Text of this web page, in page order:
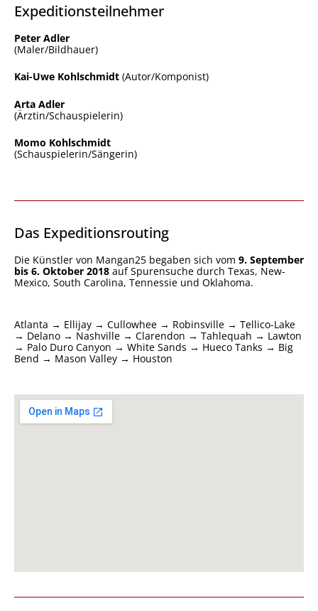
Expeditionsteilnehmer
Peter Adler
(Maler/Bildhauer)
Kai-Uwe Kohlschmidt (Autor/Komponist)
Arta Adler
(Ärztin/Schauspielerin)
Momo Kohlschmidt
(Schauspielerin/Sängerin)
Das Expeditionsrouting
Die Künstler von Mangan25 begaben sich vom 9. September
bis 6. Oktober 2018 auf Spurensuche durch Texas, New-
Mexico, South Carolina, Tennessie und Oklahoma.
Atlanta → Ellijay → Cullowhee → Robinsville → Tellico-Lake
→ Delano → Nashville → Clarendon → Tahlequah → Lawton
→ Palo Duro Canyon → White Sands → Hueco Tanks → Big
Bend → Mason Valley → Houston